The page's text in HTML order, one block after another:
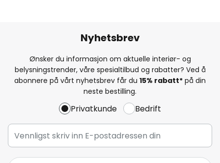
Nyhetsbrev
Ønsker du informasjon om aktuelle interiør- og
belysningstrender, våre spesialtilbud og rabatter? Ved å
abonnere på vårt nyhetsbrev får du 15% rabatt* på din
neste bestilling.
Privatkunde Bedrift